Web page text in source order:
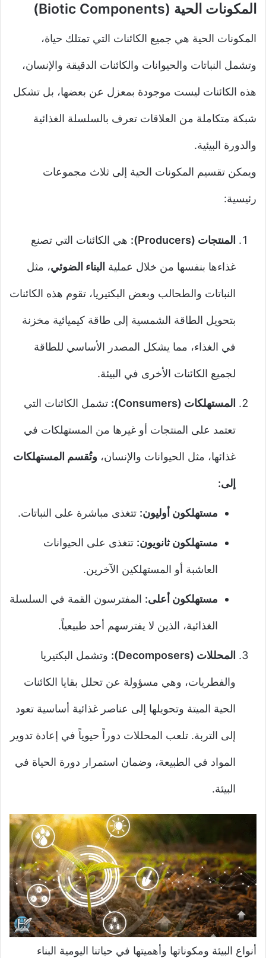
المكونات الحية (Biotic Components)
المكونات الحية هي جميع الكائنات التي تمتلك حياة،
وتشمل النباتات والحيوانات والكائنات الدقيقة والإنسان،
هذه الكائنات ليست موجودة بمعزل عن بعضها، بل تشكل
شبكة متكاملة من العلاقات تعرف بالسلسلة الغذائية
والدورة البيئية.
ويمكن تقسيم المكونات الحية إلى ثلاث مجموعات
رئيسية:
المنتجات (Producers): هي الكائنات التي تصنع
غذاءها بنفسها من خلال عملية البناء الضوئي، مثل
النباتات والطحالب وبعض البكتيريا، تقوم هذه الكائنات
بتحويل الطاقة الشمسية إلى طاقة كيميائية مخزنة
في الغذاء، مما يشكل المصدر الأساسي للطاقة
لجميع الكائنات الأخرى في البيئة.
المستهلكات (Consumers): تشمل الكائنات التي
تعتمد على المنتجات أو غيرها من المستهلكات في
غذائها، مثل الحيوانات والإنسان، وتُقسم المستهلكات
إلى:
مستهلكون أوليون: تتغذى مباشرة على النباتات.
مستهلكون ثانويون: تتغذى على الحيوانات
العاشبة أو المستهلكين الآخرين.
مستهلكون أعلى: المفترسون القمة في السلسلة
الغذائية، الذين لا يفترسهم أحد طبيعياً.
المحللات (Decomposers): وتشمل البكتيريا
والفطريات، وهي مسؤولة عن تحلل بقايا الكائنات
الحية الميتة وتحويلها إلى عناصر غذائية أساسية تعود
إلى التربة. تلعب المحللات دوراً حيوياً في إعادة تدوير
المواد في الطبيعة، وضمان استمرار دورة الحياة في
البيئة.
أنواع البيئة ومكوناتها وأهميتها في حياتنا اليومية البناء